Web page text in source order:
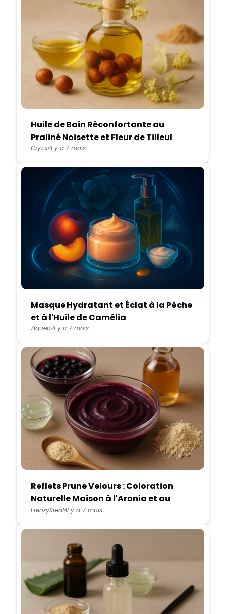
Huile de Bain Réconfortante au
Praliné Noisette et Fleur de Tilleul
CryzixIl y a 7 mois
Masque Hydratant et Éclat à la Pêche
et à l'Huile de Camélia
ZiqueoIl y a 7 mois
Reflets Prune Velours : Coloration
Naturelle Maison à l'Aronia et au
Vinaigre de Cidre
FrenzyKreatIl y a 7 mois